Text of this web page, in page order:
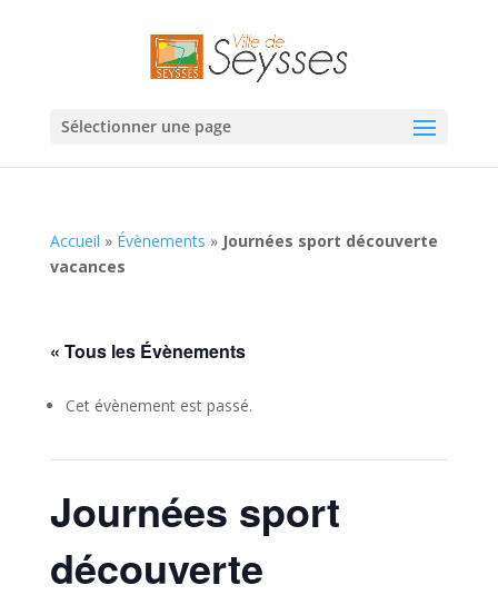
Sélectionner une page
Accueil » Évènements » Journées sport découverte
vacances
« Tous les Évènements
Cet évènement est passé.
Journées sport
découverte